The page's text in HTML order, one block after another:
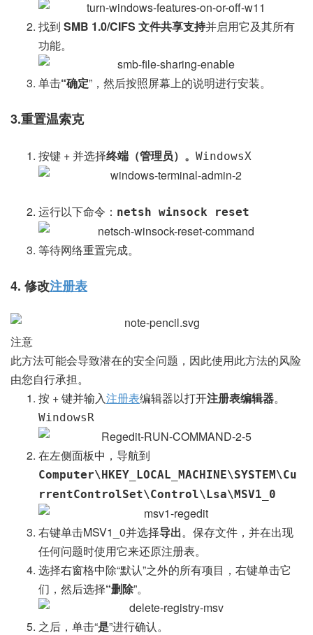
找到 SMB 1.0/CIFS 文件共享支持并启用它及其所有
功能。
单击“确定”，然后按照屏幕上的说明进行安装。
3.重置温索克
按键 + 并选择终端（管理员）。 WindowsX
运行以下命令： netsh winsock reset
等待网络重置完成。
4. 修改注册表
注意
此方法可能会导致潜在的安全问题，因此使用此方法的风险
由您自行承担。
按 + 键并输入注册表编辑器以打开注册表编辑器。
WindowsR
在左侧面板中，导航到
Computer\HKEY_LOCAL_MACHINE\SYSTEM\Cu
rrentControlSet\Control\Lsa\MSV1_0
右键单击MSV1_0并选择导出。保存文件，并在出现
任何问题时使用它来还原注册表。
选择右窗格中除“默认”之外的所有项目，右键单击它
们，然后选择“删除”。
之后，单击“是”进行确认。